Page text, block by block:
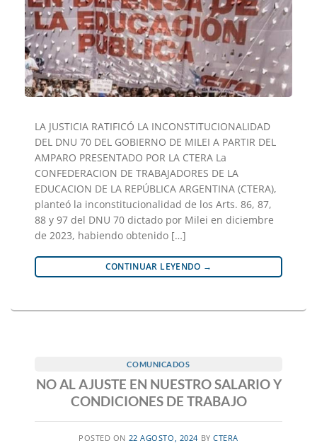
LA JUSTICIA RATIFICÓ LA INCONSTITUCIONALIDAD
DEL DNU 70 DEL GOBIERNO DE MILEI A PARTIR DEL
AMPARO PRESENTADO POR LA CTERA La
CONFEDERACION DE TRABAJADORES DE LA
EDUCACION DE LA REPÚBLICA ARGENTINA (CTERA),
planteó la inconstitucionalidad de los Arts. 86, 87,
88 y 97 del DNU 70 dictado por Milei en diciembre
de 2023, habiendo obtenido […]
CONTINUAR LEYENDO →
COMUNICADOS
NO AL AJUSTE EN NUESTRO SALARIO Y
CONDICIONES DE TRABAJO
POSTED ON 22 AGOSTO, 2024 BYCTERA